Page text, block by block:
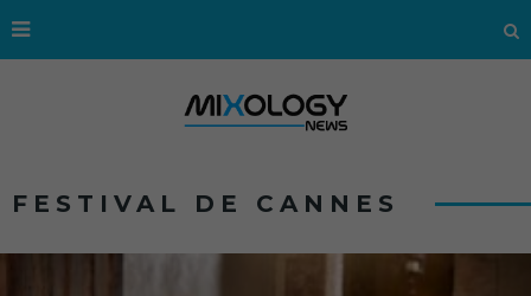
FESTIVAL DE CANNES